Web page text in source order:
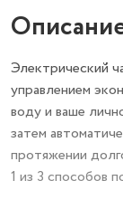
Электрический
управлением
воду и ваше
затем
протяжении
1 из 3 способов